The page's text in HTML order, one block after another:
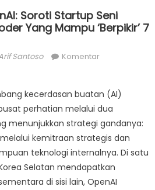
Soroti Startup Seni
Yang Mampu ‘Berpikir’ 7
Santoso
Komentar
kecerdasan buatan (AI)
perhatian melalui dua
menunjukkan strategi gandanya:
kemitraan strategis dan
teknologi internalnya. Di satu
Selatan mendapatkan
di sisi lain, OpenAI